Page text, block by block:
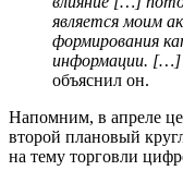
является моим
формирования
информации. […]
объяснил он.
Напомним, в апреле
второй плановый
на тему торговли